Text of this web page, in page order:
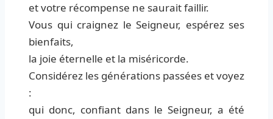
et votre récompense ne saurait faillir.
Vous qui craignez le Seigneur, espérez ses
bienfaits,
la joie éternelle et la miséricorde.
Considérez les générations passées et voyez
:
qui donc, confiant dans le Seigneur, a été